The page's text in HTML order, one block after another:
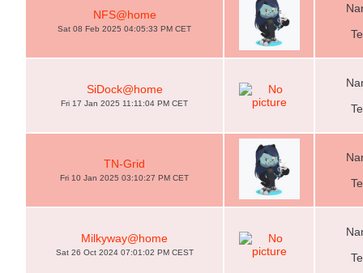
NFS@home
Sat 08 Feb 2025 04:05:33 PM CET
SiDock@home
Fri 17 Jan 2025 11:11:04 PM CET
TN-Grid
Fri 10 Jan 2025 03:10:27 PM CET
Milkyway@home
Sat 26 Oct 2024 07:01:02 PM CEST